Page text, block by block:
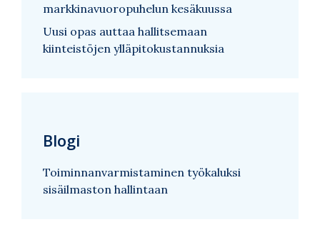
markkinavuoropuhelun kesäkuussa
Uusi opas auttaa hallitsemaan
kiinteistöjen ylläpitokustannuksia
Blogi
Toiminnanvarmistaminen työkaluksi
sisäilmaston hallintaan